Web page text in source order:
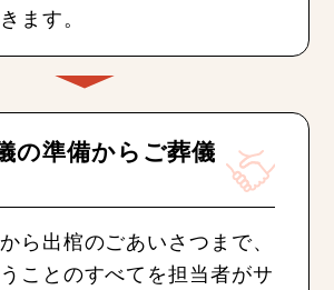
ます。
の準備からご葬儀
ら出棺のごあいさつまで、
ことのすべてを担当者がサ